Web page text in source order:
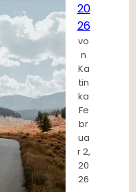
20
26
vo
n
Ka
tin
ka
Fe
br
ua
r 2,
20
26